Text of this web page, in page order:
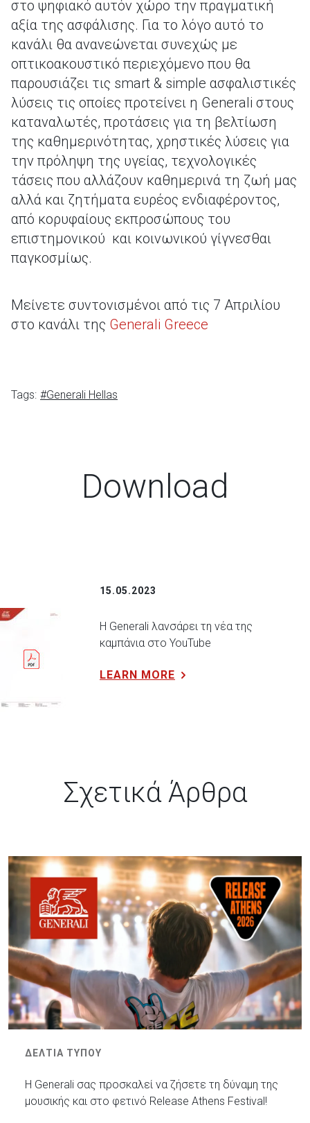
στο ψηφιακό αυτόν χώρο την πραγματική
αξία της ασφάλισης. Για το λόγο αυτό το
κανάλι θα ανανεώνεται συνεχώς με
οπτικοακουστικό περιεχόμενο που θα
παρουσιάζει τις smart & simple ασφαλιστικές
λύσεις τις οποίες προτείνει η Generali στους
καταναλωτές, προτάσεις για τη βελτίωση
της καθημερινότητας, χρηστικές λύσεις για
την πρόληψη της υγείας, τεχνολογικές
τάσεις που αλλάζουν καθημερινά τη ζωή μας
αλλά και ζητήματα ευρέος ενδιαφέροντος,
από κορυφαίους εκπροσώπους του
επιστημονικού και κοινωνικού γίγνεσθαι
παγκοσμίως.
Μείνετε συντονισμένοι από τις 7 Απριλίου
στο κανάλι της Generali Greece
Tags: #Generali Hellas
Download
15.05.2023
Η Generali λανσάρει τη νέα της
καμπάνια στο YouTube
LEARN MORE
Σχετικά Άρθρα
ΔΕΛΤΙΑ ΤΥΠΟΥ
Η Generali σας προσκαλεί να ζήσετε τη δύναμη της
μουσικής και στο φετινό Release Athens Festival!